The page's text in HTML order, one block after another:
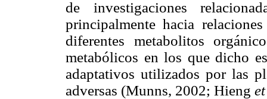
de investigaciones
principalmente hacia
diferentes metabolitos
metabólicos en los que dicho
adaptativos utilizados por las
adversas (Munns, 2002; Hieng